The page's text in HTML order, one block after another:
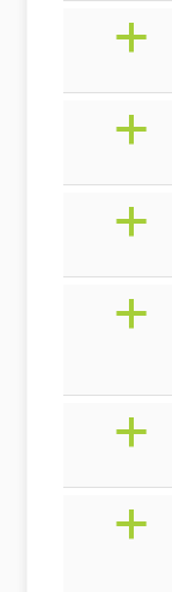
a
a
a
a
a
a